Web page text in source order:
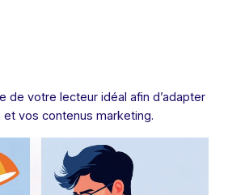
de votre lecteur idéal afin d’adapter
vos contenus marketing.